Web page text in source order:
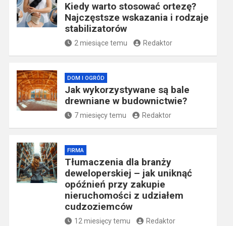
Kiedy warto stosować ortezę?
Najczęstsze wskazania i rodzaje
stabilizatorów
2 miesiące temu Redaktor
DOM I OGRÓD
Jak wykorzystywane są bale
drewniane w budownictwie?
7 miesięcy temu Redaktor
FIRMA
Tłumaczenia dla branży
deweloperskiej – jak uniknąć
opóźnień przy zakupie
nieruchomości z udziałem
cudzoziemców
12 miesięcy temu Redaktor